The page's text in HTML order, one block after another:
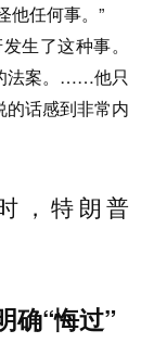
他任何事。”
生了这种事。
法案。……他只
话感到非常内
，特朗普
确“悔过”